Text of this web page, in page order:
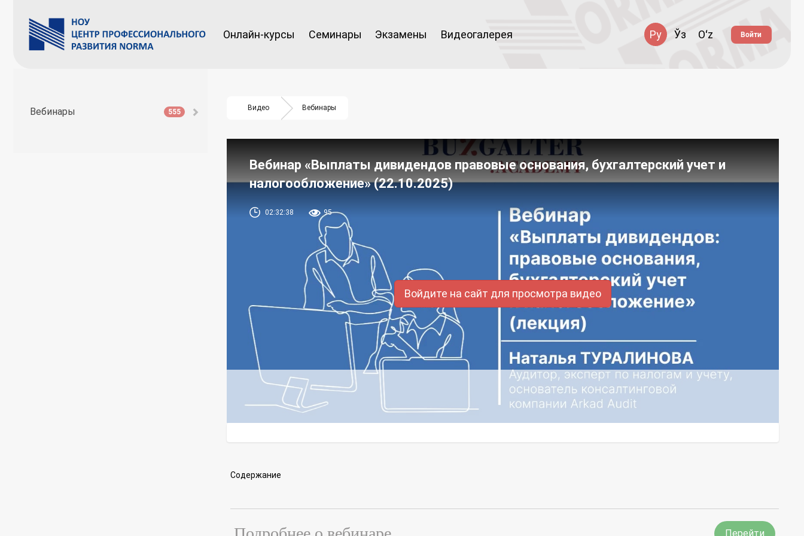
Онлайн-курсы Семинары Экзамены Видеогалерея Ру Ўз Oʻz Войти
Вебинары 555 Видео Вебинары
Вебинар «Выплаты дивидендов правовые основания, бухгалтерский учет и
налогообложение» (22.10.2025)
02:32:38 95
Войдите на сайт для просмотра видео
Содержание
Перейти